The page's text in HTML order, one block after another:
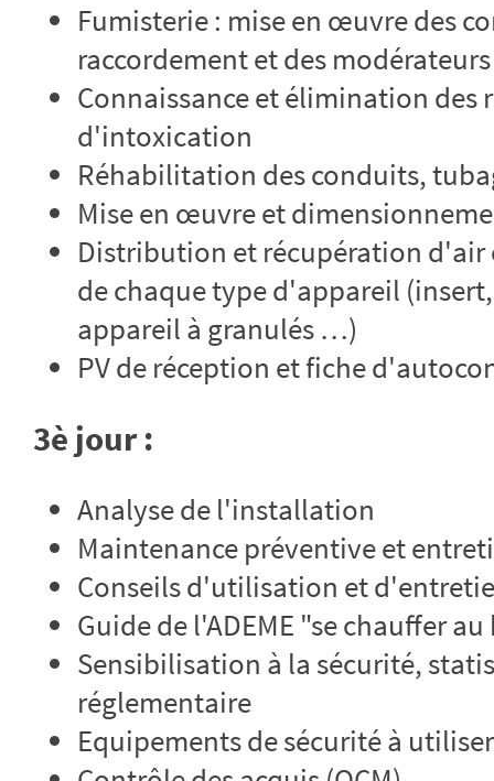
Fumisterie : mise en œuvre des
raccordement et des
Connaissance et élimination des
d'intoxication
Réhabilitation des conduits,
Mise en œuvre et
Distribution et récupération d'air
de chaque type d'appareil
appareil à granulés …)
PV de réception et fiche
3è jour :
Analyse de l'installation
Maintenance préventive et
Conseils d'utilisation et
Guide de l'ADEME "se chauffer
Sensibilisation à la sécurité,
réglementaire
Equipements de sécurité à